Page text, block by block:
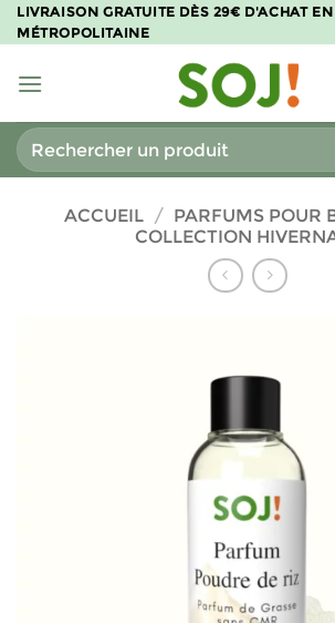
Passer
au
LIVRAISON GRATUITE DÈS 29€ D'ACHAT
MÉTROPOLITAINE
Recherche
pour :
ACCUEIL / PARFUMS POUR
COLLECTION